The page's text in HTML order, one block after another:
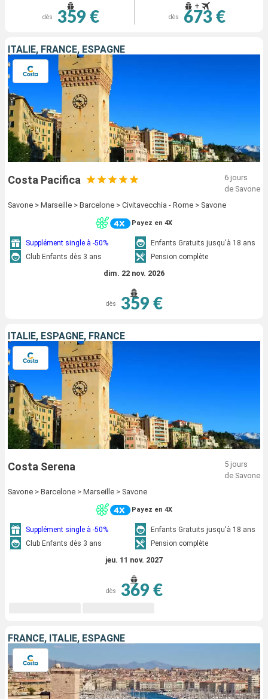
dès 359 €
+
dès 673 €
ITALIE, FRANCE, ESPAGNE
Costa Pacifica
6 jours
de Savone
Savone > Marseille > Barcelone > Civitavecchia - Rome > Savone
Payez en 4X
Supplément single à -50%
Enfants Gratuits jusqu'à 18 ans
Club Enfants dès 3 ans
Pension complète
dim. 22 nov. 2026
dès 359 €
ITALIE, ESPAGNE, FRANCE
Costa Serena
5 jours
de Savone
Savone > Barcelone > Marseille > Savone
Payez en 4X
Supplément single à -50%
Enfants Gratuits jusqu'à 18 ans
Club Enfants dès 3 ans
Pension complète
jeu. 11 nov. 2027
dès 369 €
FRANCE, ITALIE, ESPAGNE